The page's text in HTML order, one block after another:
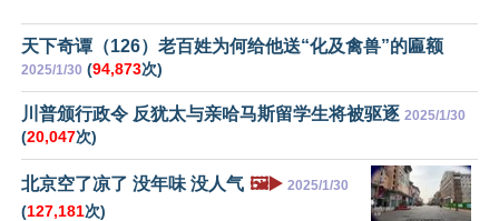
天下奇谭（126）老百姓为何给他送“化及禽兽”的匾额
2025/1/30 (94,873次)
川普颁行政令 反犹太与亲哈马斯留学生将被驱逐 2025/1/30
(20,047次)
北京空了凉了 没年味 没人气 🖼️▶️ 2025/1/30
(127,181次)